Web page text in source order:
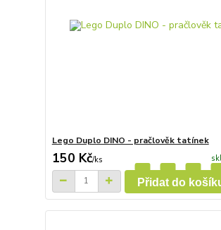
Lego Duplo DINO - pračlověk tatínek
150 Kč/ks
Přidat do